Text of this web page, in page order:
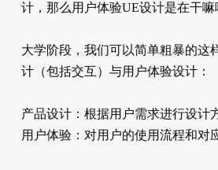
计，那么用户体验UE设计是在干嘛
大学阶段，我们可以简单粗暴的这
计（包括交互）与用户体验设计：
产品设计：根据用户需求进行设计
用户体验：对用户的使用流程和对